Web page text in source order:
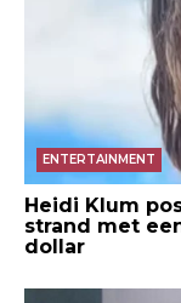
ENTERTAINMENT
Heidi Klum
strand met
dollar